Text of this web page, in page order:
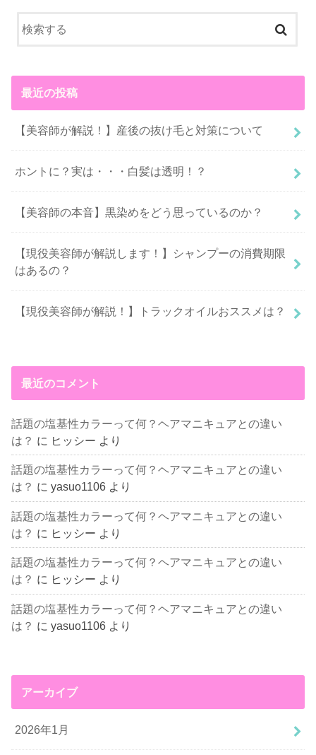
最近の投稿
【美容師が解説！】産後の抜け毛と対策について
ホントに？実は・・・白髪は透明！？
【美容師の本音】黒染めをどう思っているのか？
【現役美容師が解説します！】シャンプーの消費期限
はあるの？
【現役美容師が解説！】トラックオイルおススメは？
最近のコメント
話題の塩基性カラーって何？ヘアマニキュアとの違い
は？ に ヒッシー より
話題の塩基性カラーって何？ヘアマニキュアとの違い
は？ にyasuo1106 より
話題の塩基性カラーって何？ヘアマニキュアとの違い
は？ に ヒッシー より
話題の塩基性カラーって何？ヘアマニキュアとの違い
は？ に ヒッシー より
話題の塩基性カラーって何？ヘアマニキュアとの違い
は？ にyasuo1106 より
アーカイブ
2026年1月